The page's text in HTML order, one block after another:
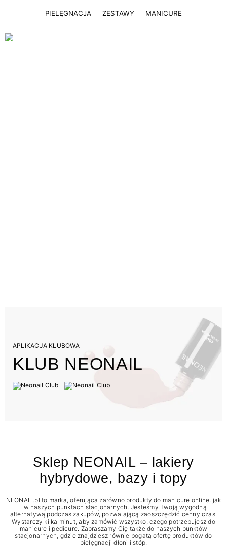
PIELĘGNACJA ZESTAWY MANICURE
APLIKACJA KLUBOWA
KLUB NEONAIL
Sklep NEONAIL – lakiery
hybrydowe, bazy i topy
NEONAIL.pl to marka, oferująca zarówno produkty do manicure online, jak
i w naszych punktach stacjonarnych. Jesteśmy Twoją wygodną
alternatywą podczas zakupów, pozwalającą zaoszczędzić cenny czas.
Wystarczy kilka minut, aby zamówić wszystko, czego potrzebujesz do
manicure i pedicure. Zapraszamy Cię także do naszych punktów
stacjonarnych, gdzie znajdziesz równie bogatą ofertę produktów do
pielęgnacji dłoni i stóp.